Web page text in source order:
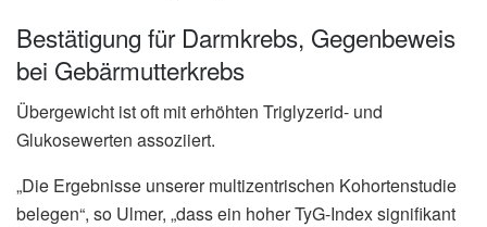
Bestätigung für Darmkrebs, Gegenbeweis
bei Gebärmutterkrebs
Übergewicht ist oft mit erhöhten Triglyzerid- und
Glukosewerten assoziiert.
„Die Ergebnisse unserer multizentrischen Kohortenstudie
belegen“, so Ulmer, „dass ein hoher TyG-Index signifikant